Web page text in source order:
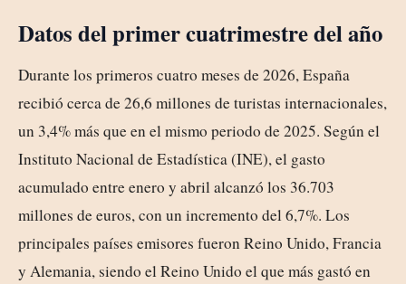
Datos del primer cuatrimestre del año
Durante los primeros cuatro meses de 2026, España
recibió cerca de 26,6 millones de turistas internacionales,
un 3,4% más que en el mismo periodo de 2025. Según el
Instituto Nacional de Estadística (INE), el gasto
acumulado entre enero y abril alcanzó los 36.703
millones de euros, con un incremento del 6,7%. Los
principales países emisores fueron Reino Unido, Francia
y Alemania, siendo el Reino Unido el que más gastó en